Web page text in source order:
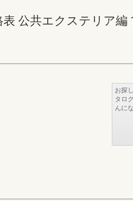
公共エクステリア編
お探
タロ
んに